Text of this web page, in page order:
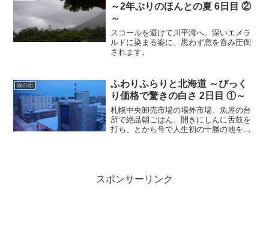
～2年ぶりのほんとの夏 6日目 ②
～
スコールを避けて川平湾へ。深いエメラ
ルドに染まる姿に、思わず息を呑み圧倒
されます。
旅の宿
ふわりふらりと北海道 ～びっく
り価格で驚きの白さ 2日目 ①～
札幌中央卸売市場の場外市場、魚屋の台
所で絶品朝ごはん。開きにしんに舌鼓を
打ち、とかち号で人生初の十勝の地を目
スポンサーリンク